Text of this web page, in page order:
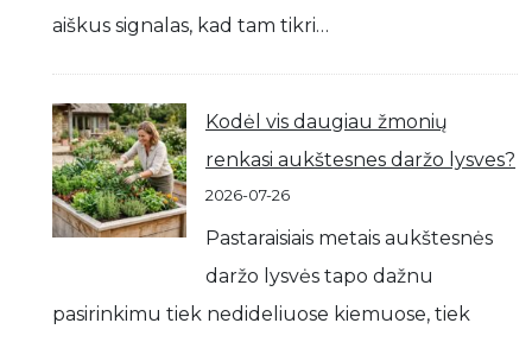
aiškus signalas, kad tam tikri…
Kodėl vis daugiau žmonių
renkasi aukštesnes daržo lysves?
2026-07-26
Pastaraisiais metais aukštesnės
daržo lysvės tapo dažnu
pasirinkimu tiek nedideliuose kiemuose, tiek